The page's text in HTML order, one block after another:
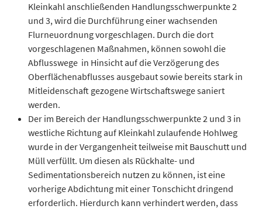
Kleinkahl anschließenden Handlungsschwerpunkte 2
und 3, wird die Durchführung einer wachsenden
Flurneuordnung vorgeschlagen. Durch die dort
vorgeschlagenen Maßnahmen, können sowohl die
Abflusswege in Hinsicht auf die Verzögerung des
Oberflächenabflusses ausgebaut sowie bereits stark in
Mitleidenschaft gezogene Wirtschaftswege saniert
werden.
Der im Bereich der Handlungsschwerpunkte 2 und 3 in
westliche Richtung auf Kleinkahl zulaufende Hohlweg
wurde in der Vergangenheit teilweise mit Bauschutt und
Müll verfüllt. Um diesen als Rückhalte- und
Sedimentationsbereich nutzen zu können, ist eine
vorherige Abdichtung mit einer Tonschicht dringend
erforderlich. Hierdurch kann verhindert werden, dass